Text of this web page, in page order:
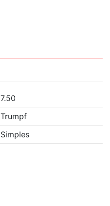
7.50
Trumpf
Simples